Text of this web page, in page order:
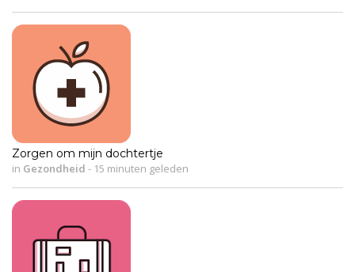
Zorgen om mijn dochtertje
in Gezondheid - 15 minuten geleden